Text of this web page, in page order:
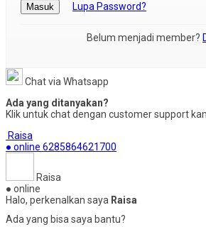
Masuk Lupa Password?
Belum menjadi member?
Chat via Whatsapp
Ada yang ditanyakan?
Klik untuk chat dengan customer support
Raisa
● online 6285864621700
Raisa
● online
Halo, perkenalkan saya Raisa
Ada yang bisa saya bantu?